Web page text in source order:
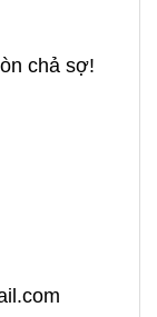
chả sợ!